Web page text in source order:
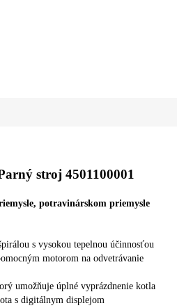
stroj 4501100001
potravinárskom priemysle
s vysokou tepelnou účinnosťou
motorom na odvetrávanie
umožňuje úplné vyprázdnenie kotla
s digitálnym displejom